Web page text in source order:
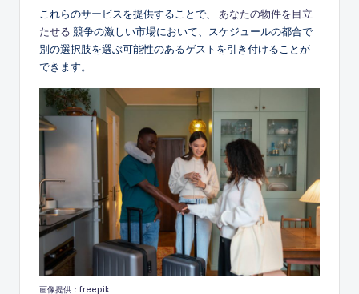
これらのサービスを提供することで、 あなたの物件を目立
たせる 競争の激しい市場において、スケジュールの都合で
別の選択肢を選ぶ可能性のあるゲストを引き付けることが
できます。
画像提供：freepik